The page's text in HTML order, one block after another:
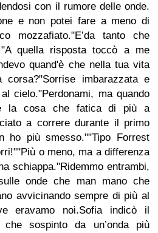
con il rumore delle onde.
e non potei fare a meno di
mozzafiato."E’da tanto che
quella risposta toccò a me
quand'è che nella tua vita
corsa?"Sorrise imbarazzata e
cielo."Perdonami, ma quando
la cosa che fatica di più a
a correre durante il primo
ho più smesso.""Tipo Forrest
o meno, ma a differenza
schiappa."Ridemmo entrambi,
onde che man mano che
avvicinando sempre di più al
eravamo noi.Sofia indicò il
sospinto da un’onda più